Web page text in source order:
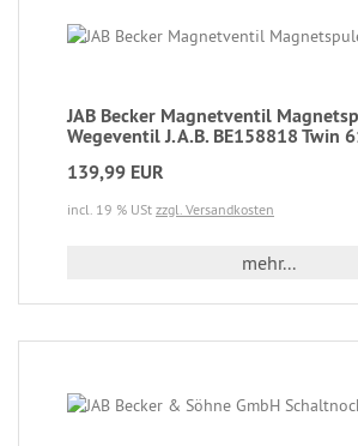
JAB Becker Magnetventil
Wegeventil J.A.B. BE158818 Twin
139,99 EUR
incl. 19 % USt zzgl. Versandkosten
mehr...